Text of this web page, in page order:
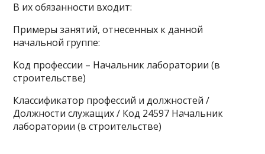
В их обязанности входит:
Примеры занятий, отнесенных к данной
начальной группе:
Код профессии – Начальник лаборатории (в
строительстве)
Классификатор профессий и должностей /
Должности служащих / Код 24597 Начальник
лаборатории (в строительстве)